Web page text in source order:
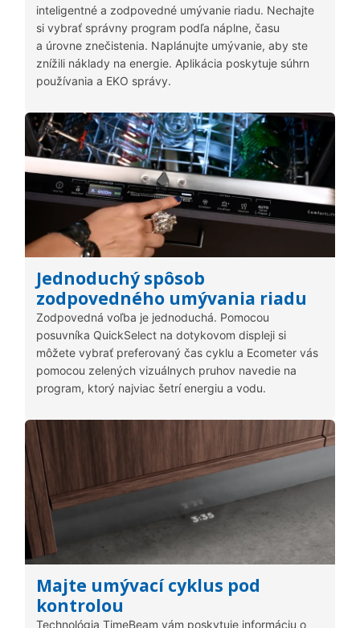
inteligentné a zodpovedné umývanie riadu. Nechajte
si vybrať správny program podľa náplne, času
a úrovne znečistenia. Naplánujte umývanie, aby ste
znížili náklady na energie. Aplikácia poskytuje súhrn
používania a EKO správy.
Jednoduchý spôsob
zodpovedného umývania riadu
Zodpovedná voľba je jednoduchá. Pomocou
posuvníka QuickSelect na dotykovom displeji si
môžete vybrať preferovaný čas cyklu a Ecometer vás
pomocou zelených vizuálnych pruhov navedie na
program, ktorý najviac šetrí energiu a vodu.
Majte umývací cyklus pod
kontrolou
Technológia TimeBeam vám poskytuje informáciu o